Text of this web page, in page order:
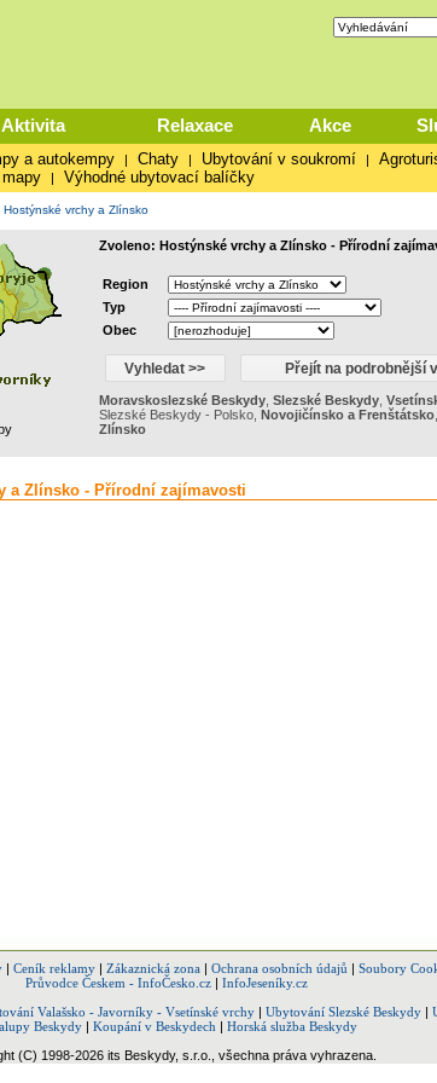
Aktivita Relaxace Akce
a autokempy | Chaty | Ubytování v soukromí |
| Výhodné ubytovací balíčky
Hostýnské vrchy a Zlínsko
Zvoleno: Hostýnské vrchy a Zlínsko - Přírodní
Region
Typ
Obec
Moravskoslezské Beskydy, Slezské Beskydy,
Slezské Beskydy - Polsko, Novojičínsko a Frenštátsko,
Zlínsko
a Zlínsko - Přírodní zajímavosti
| Ceník reklamy| Zákaznická zona| Ochrana osobních údajů | Soubory
Průvodce Českem - InfoČesko.cz | InfoJeseníky.cz
Valašsko - Javorníky - Vsetínské vrchy | Ubytování Slezské Beskydy |
Beskydy | Koupání v Beskydech | Horská služba Beskydy
(C) 1998-2026 its Beskydy, s.r.o., všechna práva vyhrazena.